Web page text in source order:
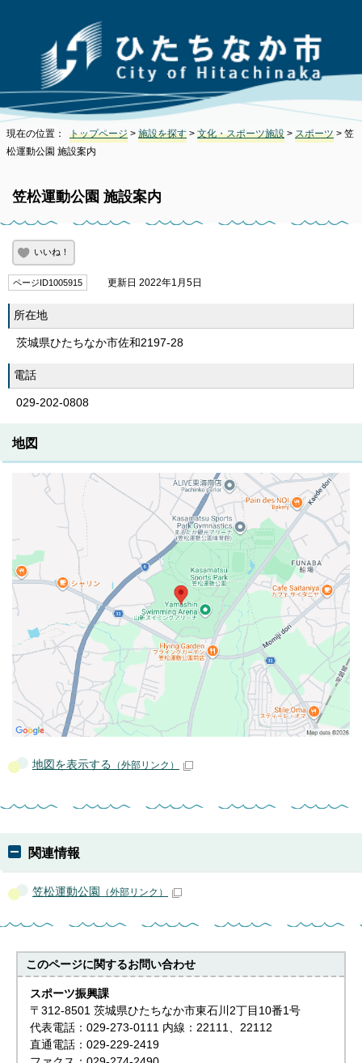
現在の位置： トップページ > 施設を探す > 文化・スポーツ施設 > スポーツ > 笠
松運動公園 施設案内
笠松運動公園 施設案内
いいね！
ページID1005915 更新日 2022年1月5日
所在地
茨城県ひたちなか市佐和2197-28
電話
029-202-0808
地図
地図を表示する （外部リンク）
関連情報
笠松運動公園 （外部リンク）
このページに関するお問い合わせ
スポーツ振興課
〒312-8501 茨城県ひたちなか市東石川2丁目10番1号
代表電話：029-273-0111 内線：22111、22112
直通電話：029-229-2419